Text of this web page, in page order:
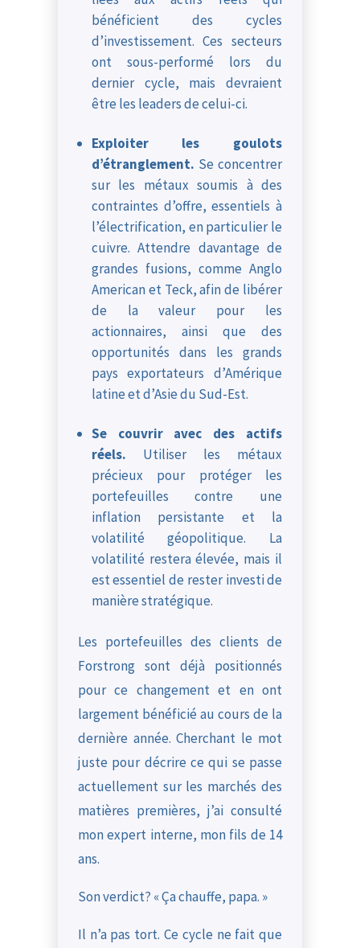
bénéficient des cycles
d’investissement. Ces secteurs
ont sous-performé lors du
dernier cycle, mais devraient
être les leaders de celui-ci.
Exploiter les goulots
d’étranglement. Se concentrer
sur les métaux soumis à des
contraintes d’offre, essentiels à
l’électrification, en particulier le
cuivre. Attendre davantage de
grandes fusions, comme Anglo
American et Teck, afin de libérer
de la valeur pour les
actionnaires, ainsi que des
opportunités dans les grands
pays exportateurs d’Amérique
latine et d’Asie du Sud-Est.
Se couvrir avec des actifs
réels. Utiliser les métaux
précieux pour protéger les
portefeuilles contre une
inflation persistante et la
volatilité géopolitique. La
volatilité restera élevée, mais il
est essentiel de rester investi de
manière stratégique.
Les portefeuilles des clients de
Forstrong sont déjà positionnés
pour ce changement et en ont
largement bénéficié au cours de la
dernière année. Cherchant le mot
juste pour décrire ce qui se passe
actuellement sur les marchés des
matières premières, j’ai consulté
mon expert interne, mon fils de 14
ans.
Son verdict? « Ça chauffe, papa. »
Il n’a pas tort. Ce cycle ne fait que